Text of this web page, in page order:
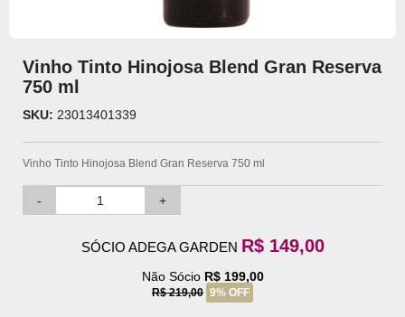
Vinho Tinto Hinojosa Blend Gran Reserva
750 ml
SKU: 23013401339
Vinho Tinto Hinojosa Blend Gran Reserva 750 ml
- +
SÓCIO ADEGA GARDEN R$ 149,00
Não Sócio R$ 199,00
R$ 219,00 9% OFF